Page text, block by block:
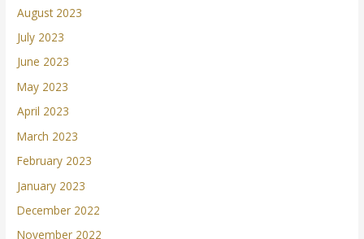
August 2023
July 2023
June 2023
May 2023
April 2023
March 2023
February 2023
January 2023
December 2022
November 2022